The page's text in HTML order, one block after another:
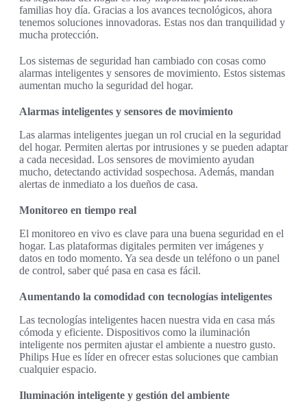
familias hoy día. Gracias a los avances tecnológicos, ahora
tenemos soluciones innovadoras. Estas nos dan tranquilidad y
mucha protección.
Los sistemas de seguridad han cambiado con cosas como
alarmas inteligentes y sensores de movimiento. Estos sistemas
aumentan mucho la seguridad del hogar.
Alarmas inteligentes y sensores de movimiento
Las alarmas inteligentes juegan un rol crucial en la seguridad
del hogar. Permiten alertas por intrusiones y se pueden adaptar
a cada necesidad. Los sensores de movimiento ayudan
mucho, detectando actividad sospechosa. Además, mandan
alertas de inmediato a los dueños de casa.
Monitoreo en tiempo real
El monitoreo en vivo es clave para una buena seguridad en el
hogar. Las plataformas digitales permiten ver imágenes y
datos en todo momento. Ya sea desde un teléfono o un panel
de control, saber qué pasa en casa es fácil.
Aumentando la comodidad con tecnologías inteligentes
Las tecnologías inteligentes hacen nuestra vida en casa más
cómoda y eficiente. Dispositivos como la iluminación
inteligente nos permiten ajustar el ambiente a nuestro gusto.
Philips Hue es líder en ofrecer estas soluciones que cambian
cualquier espacio.
Iluminación inteligente y gestión del ambiente